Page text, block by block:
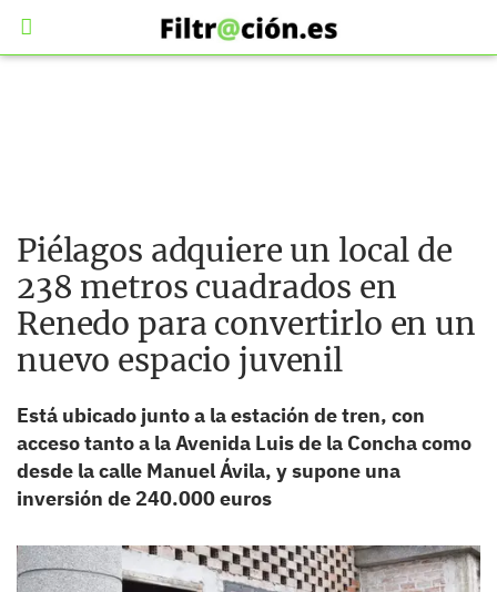
Piélagos adquiere un local de
238 metros cuadrados en
Renedo para convertirlo en un
nuevo espacio juvenil
Está ubicado junto a la estación de tren, con
acceso tanto a la Avenida Luis de la Concha como
desde la calle Manuel Ávila, y supone una
inversión de 240.000 euros